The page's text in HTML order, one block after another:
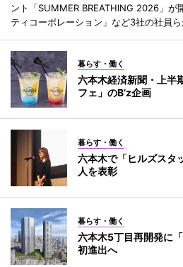
ント「SUMMER BREATHING 2026」が
ティコーポレーション」など3社の社員ら
暮らす・働く
六本木経済新聞・上半
フェ」のB’z企画
暮らす・働く
六本木で「ヒルズス
人を表彰
暮らす・働く
六本木5丁目再開発に
初進出へ